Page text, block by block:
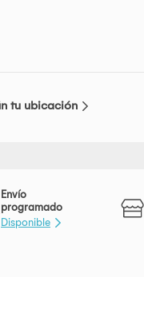
tu ubicación
Envío
programado
Disponible